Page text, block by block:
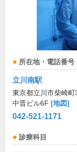
所在地・電話番号
立川南駅
東京都立川市柴崎
中晋ビル6F [地図]
042-521-1171
診療科目